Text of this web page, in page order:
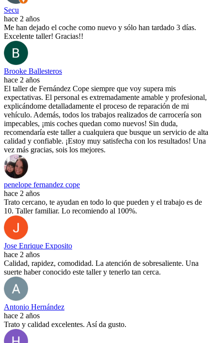
Secu
hace 2 años
Me han dejado el coche como nuevo y sólo han tardado 3 días.
Excelente taller! Gracias!!
Brooke Ballesteros
hace 2 años
El taller de Fernández Cope siempre que voy supera mis
expectativas. El personal es extremadamente amable y profesional,
explicándome detalladamente el proceso de reparación de mi
vehículo. Además, todos los trabajos realizados de carrocería son
impecables, ¡mis coches quedan como nuevos! Sin duda,
recomendaría este taller a cualquiera que busque un servicio de alta
calidad y confiable. ¡Estoy muy satisfecha con los resultados! Una
vez más gracias, sois los mejores.
penelope fernandez cope
hace 2 años
Trato cercano, te ayudan en todo lo que pueden y el trabajo es de
10. Taller familiar. Lo recomiendo al 100%.
Jose Enrique Exposito
hace 2 años
Calidad, rapidez, comodidad. La atención de sobresaliente. Una
suerte haber conocido este taller y tenerlo tan cerca.
Antonio Hernández
hace 2 años
Trato y calidad excelentes. Así da gusto.